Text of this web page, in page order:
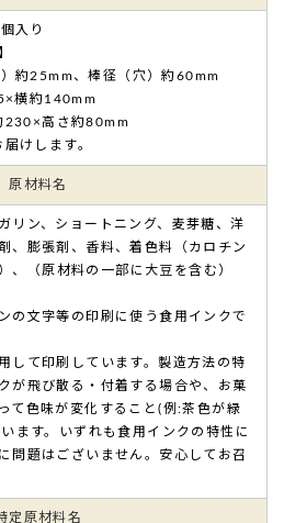
入り
約25mm、棒径（穴）約60mm
横約140mm
230×高さ約80mm
けします。
原材料名
リン、ショートニング、麦芽糖、洋
、膨張剤、香料、着色料（カロチン
（原材料の一部に大豆を含む）
の文字等の印刷に使う食用インクで
して印刷しています。製造方法の特
が飛び散る・付着する場合や、お菓
て色味が変化すること(例:茶色が緑
ます。いずれも食用インクの特性に
問題はございません。安心してお召
定 原材料名